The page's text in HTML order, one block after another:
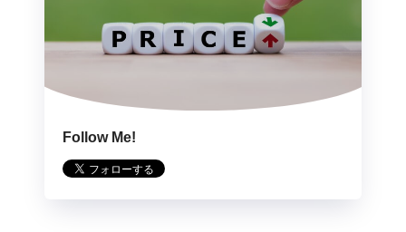
Follow Me!